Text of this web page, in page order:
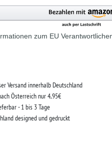
zum EU
Versand innerhalb Deutschland
Österreich nur 4,95€
- 1 bis 3 Tage
designed und gedruckt